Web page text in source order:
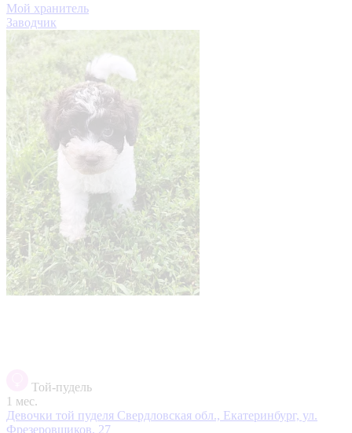
Мой хранитель
Заводчик
Той-пудель
1 мес.
Девочки той пуделя Свердловская обл., Екатеринбург, ул.
Фрезеровщиков, 27